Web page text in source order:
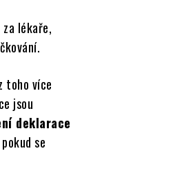
lékaře,
toho více
jsou
deklarace
se